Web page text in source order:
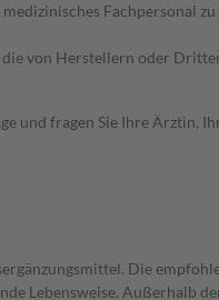
Fachpersonal
von Herstellern oder
und fragen Sie Ihre Ärztin,
Die
Lebensweise.